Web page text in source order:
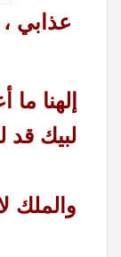
عذابي
إلهنا
لبيك قد
والملك